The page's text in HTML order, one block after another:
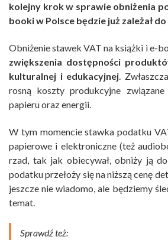
kolejny krok w sprawie obniżenia
booki w Polsce będzie już zależał
Obniżenie stawek VAT na książki i e-
zwiększenia dostępności
kulturalnej i edukacyjnej.
rosną koszty produkcyjne
papieru oraz energii.
W tym momencie stawka podatku
papierowe i elektroniczne (też
rzad, tak jak obiecywał, obniży ją
podatku przełoży się na niższą cenę
jeszcze nie wiadomo, ale będziemy
temat.
Sprawdź też: